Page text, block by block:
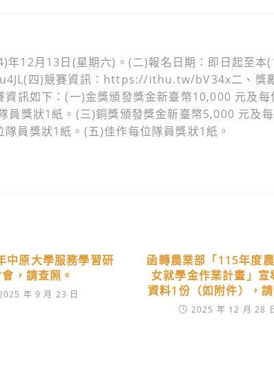
12月13日(星期六)。(二)報名日期：即日起至本
四)競賽資訊：https://ithu.tw/bV34x二、獎
訊如下：(一)金獎頒發獎金新臺幣10,000 元及每
獎狀1紙。(三)銅獎頒發獎金新臺幣5,000 元及
員獎狀1紙。(五)佳作每位隊員獎狀1紙。
中原大學服務學習研
，請查照。
年 9 月 23 日
函轉農業部「115年度
女就學金作業計畫」宣
資料1份（如附件），請
2025 年 12 月 28